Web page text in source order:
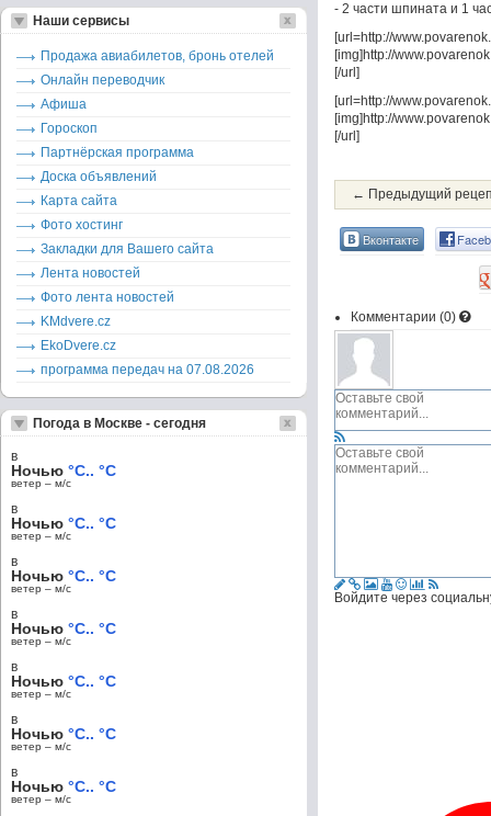
- 2 части шпината и 1
[url=http://
[img]http://
[/url]
[url=http://
[img]http://
[/url]
← Предыдущий
Вконтакте
Комментарии (0)
Войдите через
Наши сервисы
Продажа авиабилетов, бронь отелей
Онлайн переводчик
Афиша
Гороскоп
Партнёрская программа
Доска объявлений
Карта сайта
Фото хостинг
Закладки для Вашего сайта
Лента новостей
Фото лента новостей
KMdvere.cz
EkoDvere.cz
программа передач на 07.08.2026
Погода в Москве - сегодня
в
Ночью °C.. °C
ветер – м/c
в
Ночью °C.. °C
ветер – м/c
в
Ночью °C.. °C
ветер – м/c
в
Ночью °C.. °C
ветер – м/c
в
Ночью °C.. °C
ветер – м/c
в
Ночью °C.. °C
ветер – м/c
в
Ночью °C.. °C
ветер – м/c